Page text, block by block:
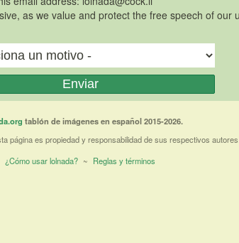
as we value and protect the free speech of our
tablón de imágenes en español 2015-2026.
página es propiedad y responsabilidad de sus respectivos
¿Cómo usar lolnada? ~ Reglas y términos